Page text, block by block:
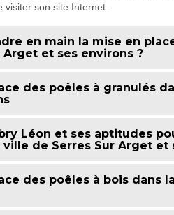
visiter son site Internet.
en main la mise en
Arget et ses environs ?
des poêles à granulés
Léon et ses aptitudes
ville de Serres Sur Arget et
des poêles à bois dans